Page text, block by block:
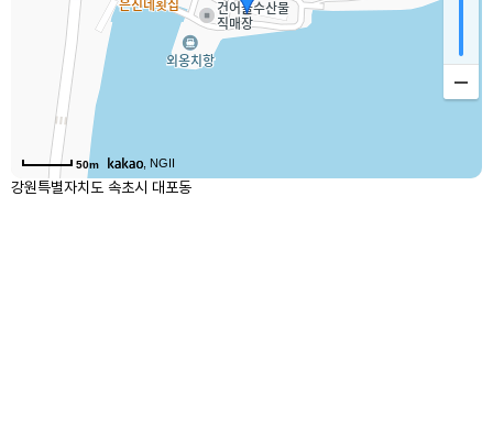
50m , NGII
강원특별자치도 속초시 대포동